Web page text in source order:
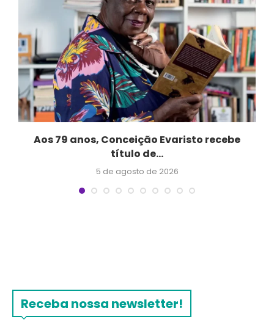
Aos 79 anos, Conceição Evaristo recebe
título de...
5 de agosto de 2026
Receba nossa newsletter!